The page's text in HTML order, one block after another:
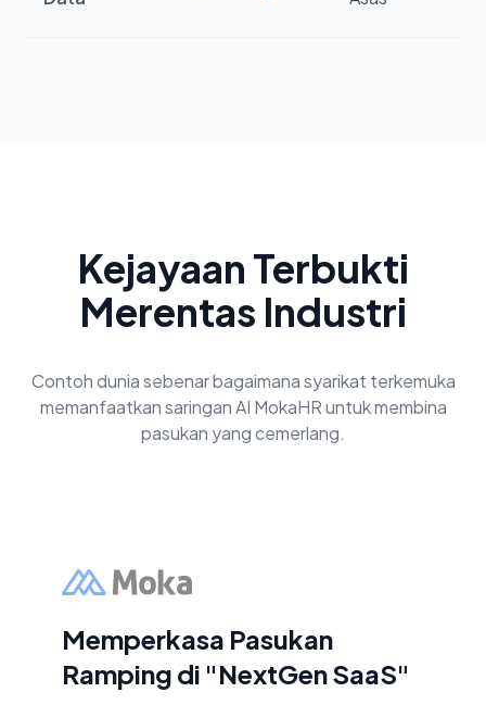
Kejayaan Terbukti
Merentas Industri
Contoh dunia sebenar bagaimana syarikat terkemuka
memanfaatkan saringan AI MokaHR untuk membina
pasukan yang cemerlang.
Memperkasa Pasukan
Ramping di "NextGen SaaS"